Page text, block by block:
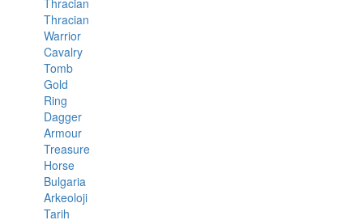
Thracian
Warrior
Cavalry
Tomb
Gold
Ring
Dagger
Armour
Treasure
Horse
Bulgaria
Arkeoloji
Tarih